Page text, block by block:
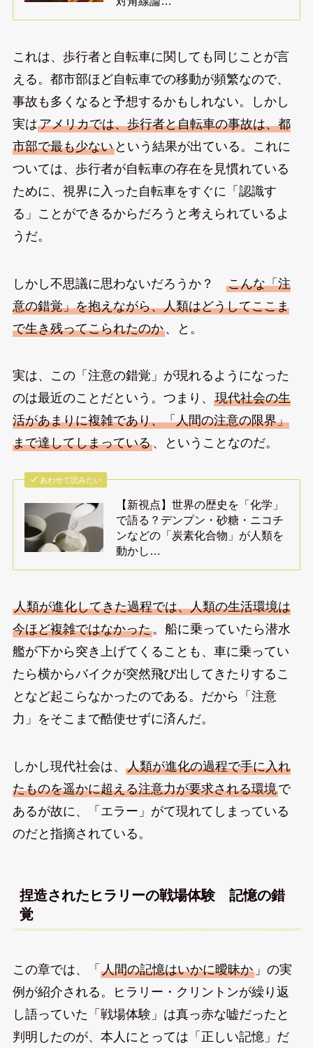
これは、歩行者と自転車に関しても同じことが言
える。都市部ほど自転車での移動が頻繁なので、
事故も多くなると予想するかもしれない。しかし
実はアメリカでは、歩行者と自転車の事故は、都
市部で最も少ないという結果が出ている。これに
ついては、歩行者が自転車の存在を見慣れている
ために、視界に入った自転車をすぐに「認識す
る」ことができるからだろうと考えられているよ
うだ。
しかし不思議に思わないだろうか？ こんな「注
意の錯覚」を抱えながら、人類はどうしてここま
で生き残ってこられたのか、と。
実は、この「注意の錯覚」が現れるようになった
のは最近のことだという。つまり、 現代社会の生
活があまりに複雑であり、「人間の注意の限界」
まで達してしまっている、ということなのだ。
あわせて読みたい
【新視点】世界の歴史を「化学」
で語る？デンプン・砂糖・ニコチ
ンなどの「炭素化合物」が人類を
動かし…
人類が進化してきた過程では、人類の生活環境は
今ほど複雑ではなかった。船に乗っていたら潜水
艦が下から突き上げてくることも、車に乗ってい
たら横からバイクが突然飛び出してきたりするこ
となど起こらなかったのである。だから「注意
力」をそこまで酷使せずに済んだ。
しかし現代社会は、 人類が進化の過程で手に入れ
たものを遥かに超える注意力が要求される環境で
あるが故に、「エラー」がて現れてしまっている
のだと指摘されている。
捏造されたヒラリーの戦場体験 記憶の錯
覚
この章では、「 人間の記憶はいかに曖昧か」の実
例が紹介される。ヒラリー・クリントンが繰り返
し語っていた「戦場体験」は真っ赤な嘘だったと
判明したのが、本人にとっては「正しい記憶」だ